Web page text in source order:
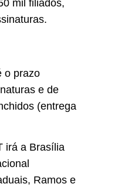
mil filiados,
o prazo
e de
(entrega
irá a Brasília
Ramos e